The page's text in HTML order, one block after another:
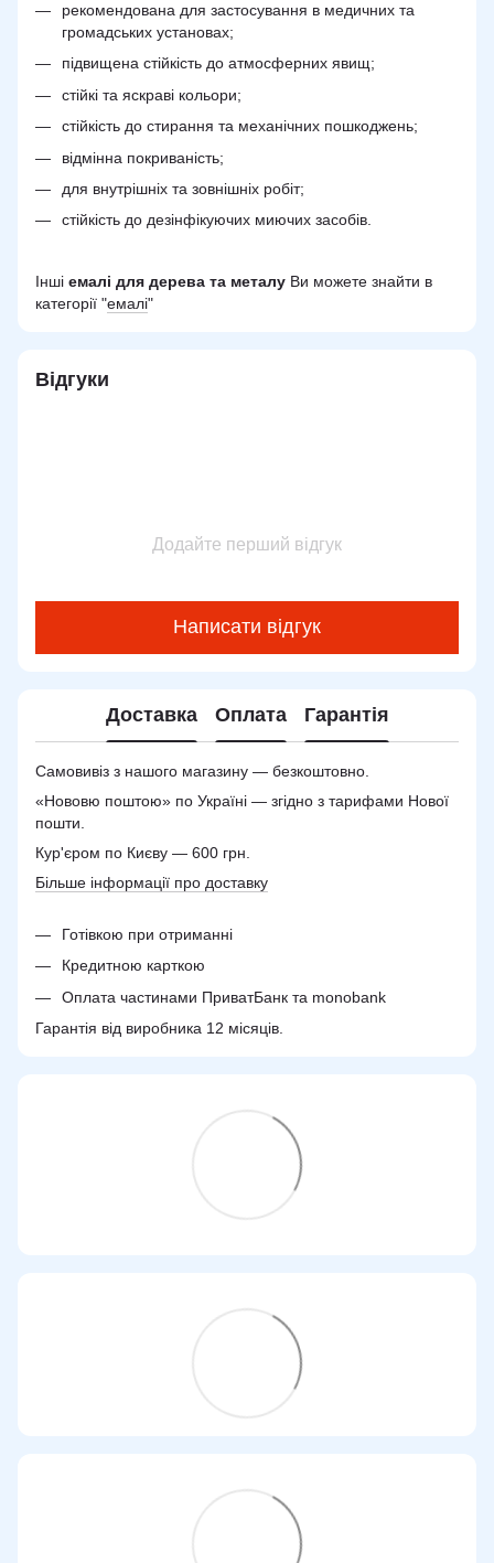
рекомендована для застосування в медичних та
громадських установах;
підвищена стійкість до атмосферних явищ;
стійкі та яскраві кольори;
стійкість до стирання та механічних пошкоджень;
відмінна покриваність;
для внутрішніх та зовнішніх робіт;
стійкість до дезінфікуючих миючих засобів.
Інші емалі для дерева та металу Ви можете знайти в
категорії "емалі"
Відгуки
Додайте перший відгук
Написати відгук
Доставка Оплата Гарантія
Самовивіз з нашого магазину — безкоштовно.
«Нововю поштою» по Україні — згідно з тарифами Нової
пошти.
Кур'єром по Києву — 600 грн.
Більше інформації про доставку
Готівкою при отриманні
Кредитною карткою
Оплата частинами ПриватБанк та monobank
Гарантія від виробника 12 місяців.